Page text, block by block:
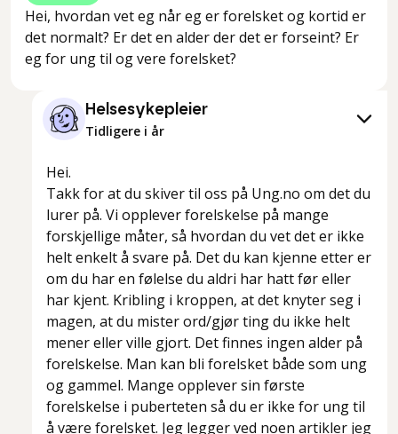
Hei, hvordan vet eg når eg er forelsket og kortid er
det normalt? Er det en alder der det er forseint? Er
eg for ung til og vere forelsket?
Helsesykepleier
Tidligere i år
Hei.
Takk for at du skiver til oss på Ung.no om det du
lurer på. Vi opplever forelskelse på mange
forskjellige måter, så hvordan du vet det er ikke
helt enkelt å svare på. Det du kan kjenne etter er
om du har en følelse du aldri har hatt før eller
har kjent. Kribling i kroppen, at det knyter seg i
magen, at du mister ord/gjør ting du ikke helt
mener eller ville gjort. Det finnes ingen alder på
forelskelse. Man kan bli forelsket både som ung
og gammel. Mange opplever sin første
forelskelse i puberteten så du er ikke for ung til
å være forelsket. Jeg legger ved noen artikler jeg